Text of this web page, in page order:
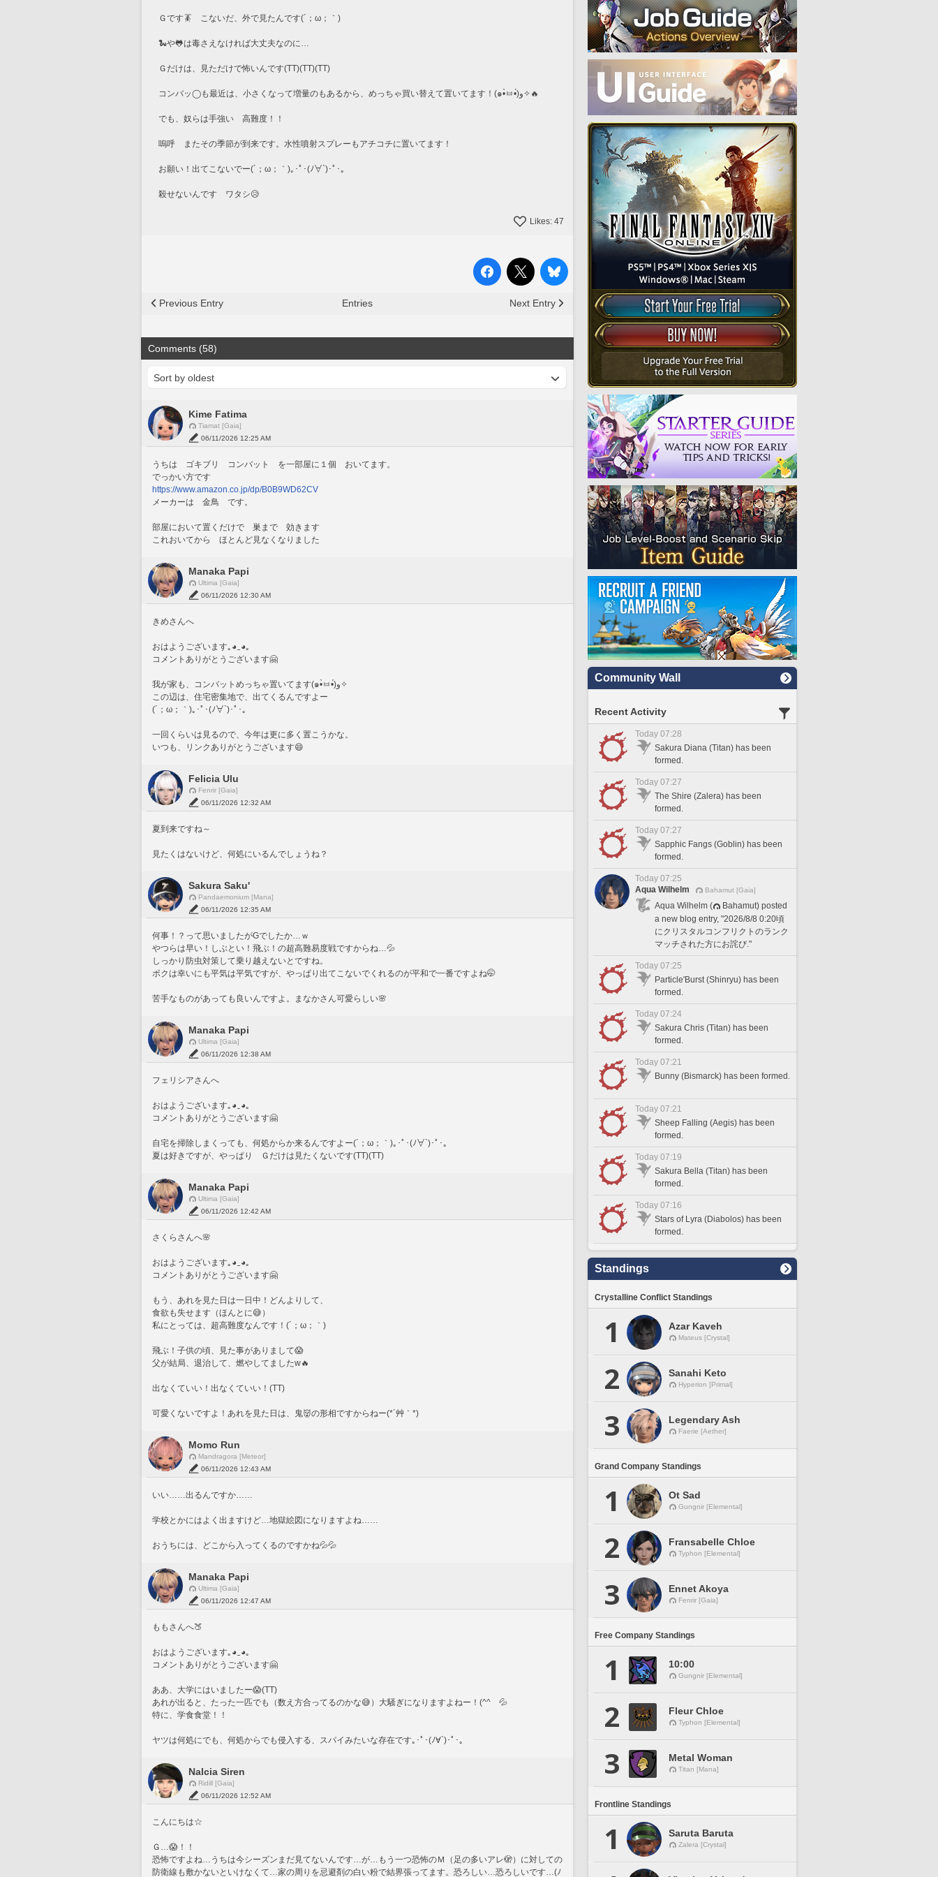
Ｇです🪳　こないだ、外で見たんです(´；ω；｀)
🐍や🐸は毒さえなければ大丈夫なのに…
Ｇだけは、見ただけで怖いんです(TT)(TT)(TT)
コンバッ◯も最近は、小さくなって増量のもあるから、めっちゃ買い替えて置いてます！(๑•̀ㅂ•́)و✧🔥
でも、奴らは手強い　高難度！！
嗚呼　またその季節が到来です。水性噴射スプレーもアチコチに置いてます！
お願い！出てこないでー(´；ω；｀)｡･ﾟ･(ﾉ∀`)･ﾟ･｡
殺せないんです　ワタシ😥
Likes: 47
Previous Entry Entries Next Entry
Comments (58)
Kime Fatima
Tiamat [Gaia]
06/11/2026 12:25 AM
うちは　ゴキブリ　コンバット　を一部屋に１個　おいてます。
でっかい方です
https://www.amazon.co.jp/dp/B0B9WD62CV
メーカーは　金鳥　です。
部屋において置くだけで　巣まで　効きます
これおいてから　ほとんど見なくなりました
Manaka Papi
Ultima [Gaia]
06/11/2026 12:30 AM
きめさんへ
おはようございます｡⁠◕⁠‿⁠◕⁠｡
コメントありがとうございます🤗
我が家も、コンバットめっちゃ置いてます(๑•̀ㅂ•́)و✧
この辺は、住宅密集地で、出てくるんですよー
(´；ω；｀)｡･ﾟ･(ﾉ∀`)･ﾟ･｡
一回くらいは見るので、今年は更に多く置こうかな。
いつも、リンクありがとうございます😄
Felicia Ulu
Fenrir [Gaia]
06/11/2026 12:32 AM
夏到来ですね～
見たくはないけど、何処にいるんでしょうね？
Sakura Saku'
Pandaemonium [Mana]
06/11/2026 12:35 AM
何事！？って思いましたがGでしたか…ｗ
やつらは早い！しぶとい！飛ぶ！の超高難易度戦ですからね…💦
しっかり防虫対策して乗り越えないとですね。
ボクは幸いにも平気は平気ですが、やっぱり出てこないでくれるのが平和で一番ですよね🤭
苦手なものがあっても良いんですよ。まなかさん可愛らしい🌸
Manaka Papi
Ultima [Gaia]
06/11/2026 12:38 AM
フェリシアさんへ
おはようございます｡⁠◕⁠‿⁠◕⁠｡
コメントありがとうございます🤗
自宅を掃除しまくっても、何処からか来るんですよー(´；ω；｀)｡･ﾟ･(ﾉ∀`)･ﾟ･｡
夏は好きですが、やっぱり　Ｇだけは見たくないです(TT)(TT)
Manaka Papi
Ultima [Gaia]
06/11/2026 12:42 AM
さくらさんへ🌸
おはようございます｡⁠◕⁠‿⁠◕⁠｡
コメントありがとうございます🤗
もう、あれを見た日は一日中！どんよりして、
食欲も失せます（ほんとに😅）
私にとっては、超高難度なんです！(´；ω；｀)
飛ぶ！子供の頃、見た事がありまして😱
父が結局、退治して、燃やしてましたw🔥
出なくていい！出なくていい！(TT)
可愛くないですよ！あれを見た日は、鬼👹の形相ですからねー(*´艸｀*)
Momo Run
Mandragora [Meteor]
06/11/2026 12:43 AM
いい……出るんですか……
学校とかにはよく出ますけど…地獄絵図になりますよね……
おうちには、どこから入ってくるのですかね💦💦
Manaka Papi
Ultima [Gaia]
06/11/2026 12:47 AM
ももさんへ🍑
おはようございます｡⁠◕⁠‿⁠◕⁠｡
コメントありがとうございます🤗
ああ、大学にはいましたー😱(TT)
あれが出ると、たった一匹でも（数え方合ってるのかな😅）大騒ぎになりますよねー！(^^ゞ💦
特に、学食食堂！！
ヤツは何処にでも、何処からでも侵入する、スパイみたいな存在です｡･ﾟ･(ﾉ∀`)･ﾟ･｡
Nalcia Siren
Ridill [Gaia]
06/11/2026 12:52 AM
こんにちは☆
Ｇ…😱！！
恐怖ですよね…うちは今シーズンまだ見てないんです…が…もう一つ恐怖のＭ（足の多いアレ🫣）に対しての
防衛線も敷かないといけなくて…家の周りを忌避剤の白い粉で結界張ってます。恐ろしい…恐ろしいです…(ﾉ
Community Wall
Recent Activity
Today 07:28
Sakura Diana (Titan) has been
formed.
Today 07:27
The Shire (Zalera) has been
formed.
Today 07:27
Sapphic Fangs (Goblin) has been
formed.
Today 07:25
Aqua Wilhelm
Bahamut [Gaia]
Aqua Wilhelm (
Bahamut) posted
a new blog entry, "2026/8/8 0:20頃
にクリスタルコンフリクトのランク
マッチされた方にお詫び."
Today 07:25
Particle'Burst (Shinryu) has been
formed.
Today 07:24
Sakura Chris (Titan) has been
formed.
Today 07:21
Bunny (Bismarck) has been formed.
Today 07:21
Sheep Falling (Aegis) has been
formed.
Today 07:19
Sakura Bella (Titan) has been
formed.
Today 07:16
Stars of Lyra (Diabolos) has been
formed.
Standings
Crystalline Conflict Standings
1 Azar Kaveh
Mateus [Crystal]
2 Sanahi Keto
Hyperion [Primal]
3 Legendary Ash
Faerie [Aether]
Grand Company Standings
1 Ot Sad
Gungnir [Elemental]
2 Fransabelle Chloe
Typhon [Elemental]
3 Ennet Akoya
Fenrir [Gaia]
Free Company Standings
1 10:00
Gungnir [Elemental]
2 Fleur Chloe
Typhon [Elemental]
3 Metal Woman
Titan [Mana]
Frontline Standings
1 Saruta Baruta
Zalera [Crystal]